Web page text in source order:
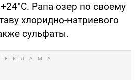
Рапа озер по своему
хлоридно-натриевого
сульфаты.